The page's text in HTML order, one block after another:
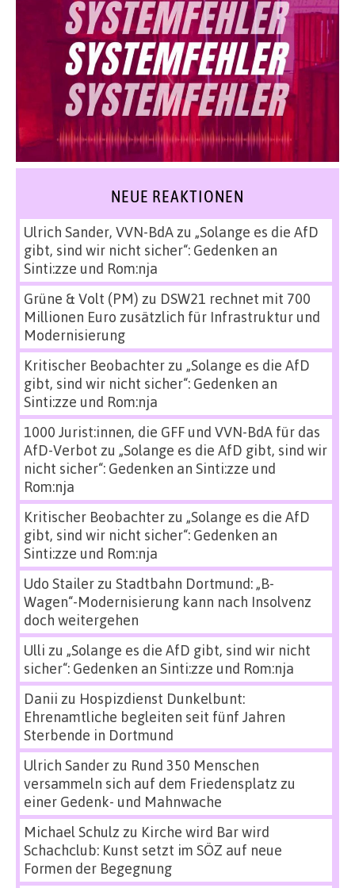
NEUE REAKTIONEN
Ulrich Sander, VVN-BdAzu „Solange es die AfD
gibt, sind wir nicht sicher“: Gedenken an
Sinti:zze und Rom:nja
Grüne & Volt (PM) zu DSW21 rechnet mit 700
Millionen Euro zusätzlich für Infrastruktur und
Modernisierung
Kritischer Beobachterzu „Solange es die AfD
gibt, sind wir nicht sicher“: Gedenken an
Sinti:zze und Rom:nja
1000 Jurist:innen, die GFF und VVN-BdA für das
AfD-Verbot zu „Solange es die AfD gibt, sind wir
nicht sicher“: Gedenken an Sinti:zze und
Rom:nja
Kritischer Beobachterzu „Solange es die AfD
gibt, sind wir nicht sicher“: Gedenken an
Sinti:zze und Rom:nja
Udo Stailerzu Stadtbahn Dortmund: „B-
Wagen“-Modernisierung kann nach Insolvenz
doch weitergehen
Ulli zu „Solange es die AfD gibt, sind wir nicht
sicher“: Gedenken an Sinti:zze und Rom:nja
Danii zu Hospizdienst Dunkelbunt:
Ehrenamtliche begleiten seit fünf Jahren
Sterbende in Dortmund
Ulrich Sanderzu Rund 350 Menschen
versammeln sich auf dem Friedensplatz zu
einer Gedenk- und Mahnwache
Michael Schulz zu Kirche wird Bar wird
Schachclub: Kunst setzt im SÖZ auf neue
Formen der Begegnung